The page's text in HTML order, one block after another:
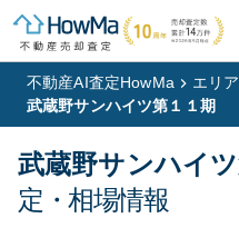
不動産AI査定HowMa エリ
武蔵野サンハイツ第１１期
武蔵野サンハイ
定・相場情報